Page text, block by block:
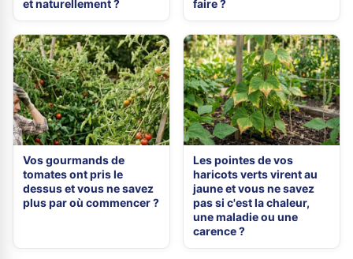
et naturellement ? faire ?
Vos gourmands de
tomates ont pris le
dessus et vous ne savez
plus par où commencer ?
Les pointes de vos
haricots verts virent au
jaune et vous ne savez
pas si c'est la chaleur,
une maladie ou une
carence ?